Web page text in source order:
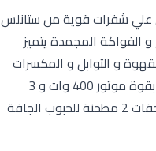
المتقطع و يحتوي علي شفرات قوية من ستانلس
الفواكة المجمدة يتميز
علي 2 ملحق الطحن الجاف لحبوب القهوة و التوابل و المكسرات
يعد خلاط سوناي بلاي مثاليا للعديد من المهام فيه و بشكل دقيق اثناء التشغيل يتميز خلاط بلاي من سوناي بقوة موتور 400 وات و 3